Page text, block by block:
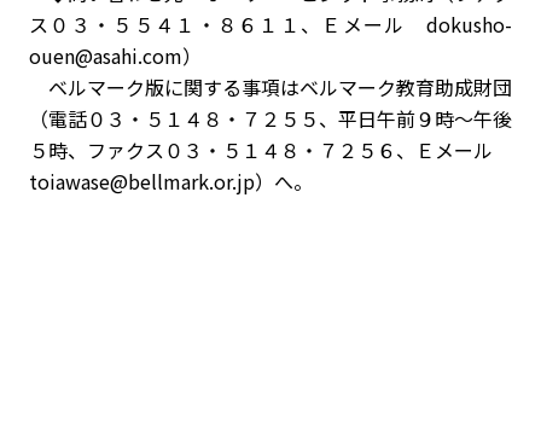
ス０３・５５４１・８６１１、Ｅメール dokusho-
ouen@asahi.com）
ベルマーク版に関する事項はベルマーク教育助成財団
（電話０３・５１４８・７２５５、平日午前９時～午後
５時、ファクス０３・５１４８・７２５６、Ｅメール
toiawase@bellmark.or.jp）へ。